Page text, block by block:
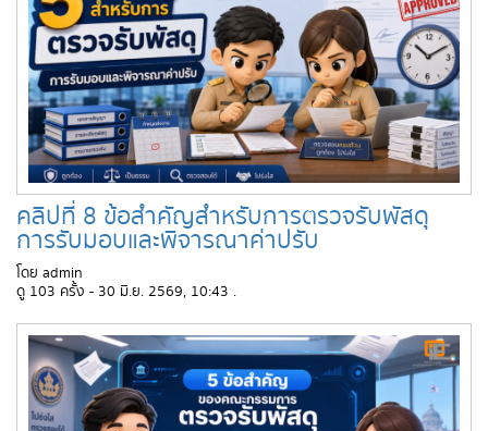
คลิปที่ 8 ข้อสำคัญสำหรับการตรวจรับพัสดุ
การรับมอบและพิจารณาค่าปรับ
โดย admin
ดู 103 ครั้ง - 30 มิ.ย. 2569, 10:43 .